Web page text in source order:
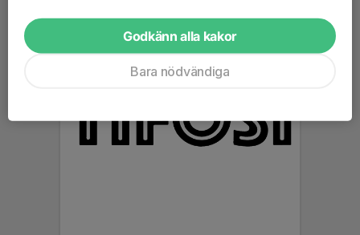
Godkänn alla kakor
Bara nödvändiga